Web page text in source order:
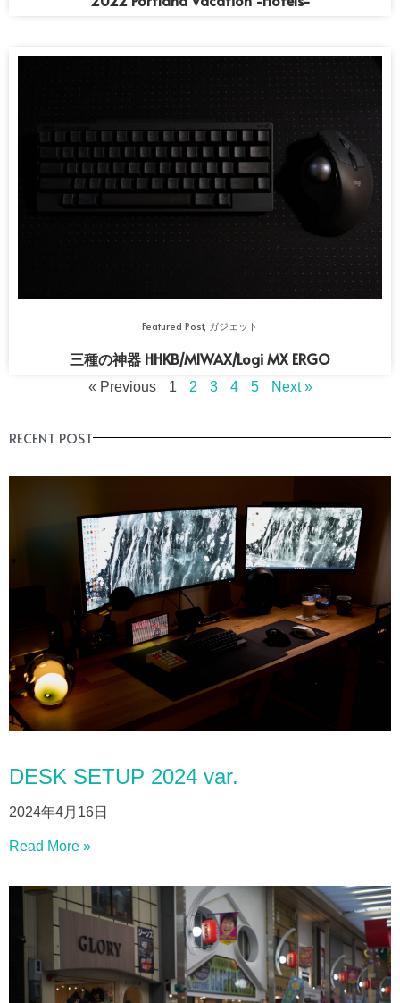
Featured Post, ガジェット
三種の神器 HHKB/MIWAX/Logi MX ERGO
« Previous 1 2 3 4 5 Next »
RECENT POST
DESK SETUP 2024 var.
2024年4月16日
Read More »